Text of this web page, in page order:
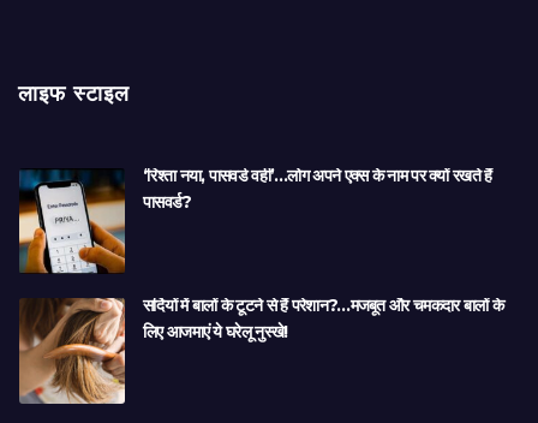
लाइफ स्टाइल
‘रिश्ता नया, पासवर्ड वही’…लोग अपने एक्स के नाम पर क्यों रखते हैं
पासवर्ड?
सर्दियों में बालों के टूटने से हैं परेशान?…मजबूत और चमकदार बालों के
लिए आजमाएं ये घरेलू नुस्खे!